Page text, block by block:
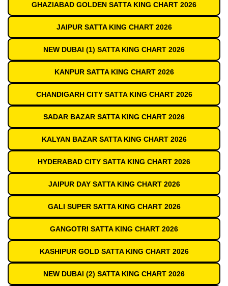
GHAZIABAD GOLDEN SATTA KING CHART 2026
JAIPUR SATTA KING CHART 2026
NEW DUBAI (1) SATTA KING CHART 2026
KANPUR SATTA KING CHART 2026
CHANDIGARH CITY SATTA KING CHART 2026
SADAR BAZAR SATTA KING CHART 2026
KALYAN BAZAR SATTA KING CHART 2026
HYDERABAD CITY SATTA KING CHART 2026
JAIPUR DAY SATTA KING CHART 2026
GALI SUPER SATTA KING CHART 2026
GANGOTRI SATTA KING CHART 2026
KASHIPUR GOLD SATTA KING CHART 2026
NEW DUBAI (2) SATTA KING CHART 2026